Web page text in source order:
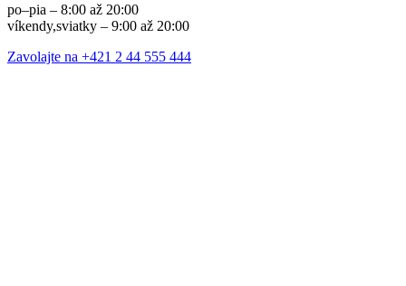
po–pia – 8:00 až 20:00
víkendy,sviatky – 9:00 až 20:00
Zavolajte na +421 2 44 555 444